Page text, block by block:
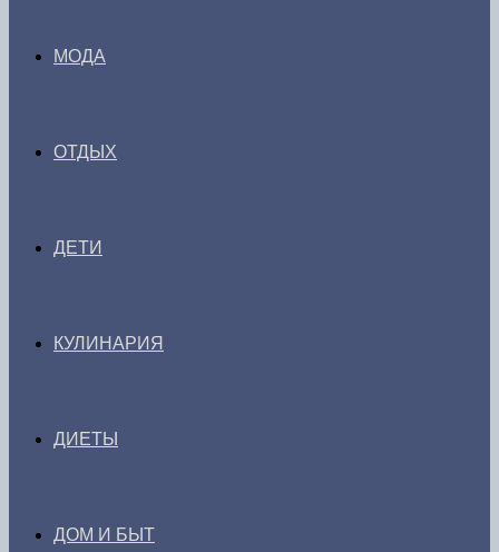
МОДА
ОТДЫХ
ДЕТИ
КУЛИНАРИЯ
ДИЕТЫ
ДОМ И БЫТ